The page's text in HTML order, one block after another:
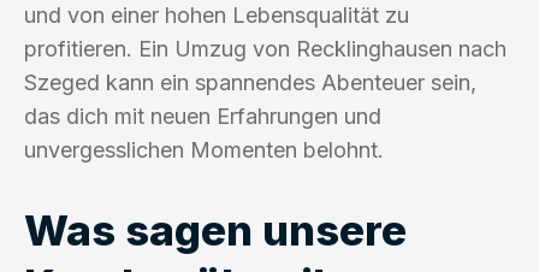
und von einer hohen Lebensqualität zu
profitieren. Ein Umzug von Recklinghausen nach
Szeged kann ein spannendes Abenteuer sein,
das dich mit neuen Erfahrungen und
unvergesslichen Momenten belohnt.
Was sagen unsere